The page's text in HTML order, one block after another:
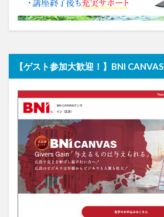
【ゲスト参加大歓迎！】BNI CANVAS